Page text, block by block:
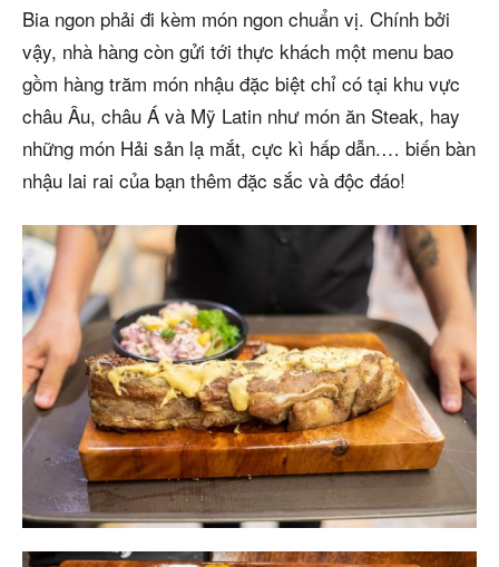
Bia ngon phải đi kèm món ngon chuẩn vị. Chính bởi
vậy, nhà hàng còn gửi tới thực khách một menu bao
gồm hàng trăm món nhậu đặc biệt chỉ có tại khu vực
châu Âu, châu Á và Mỹ Latin như món ăn Steak, hay
những món Hải sản lạ mắt, cực kì hấp dẫn.… biến bàn
nhậu lai rai của bạn thêm đặc sắc và độc đáo!